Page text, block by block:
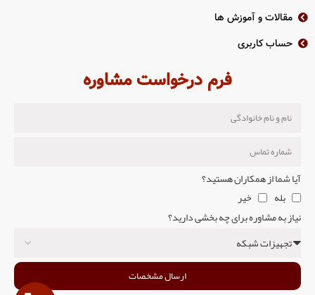
مقالات و آموزش ها
حساب کاربری
فرم درخواست مشاوره
آیا شما از همکاران هستید؟
بله
خیر
نیاز به مشاوره برای چه بخشی دارید؟
ارسال مشخصات